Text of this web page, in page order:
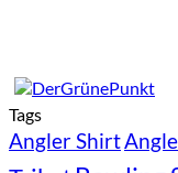
Tags
Angler Shirt